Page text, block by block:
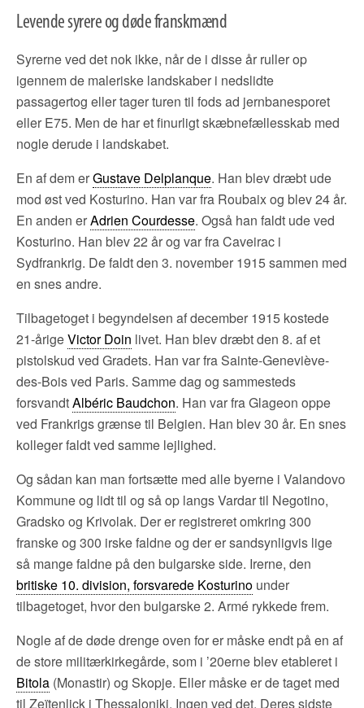
Levende syrere og døde franskmænd
Syrerne ved det nok ikke, når de i disse år ruller op
igennem de maleriske landskaber i nedslidte
passagertog eller tager turen til fods ad jernbanesporet
eller E75. Men de har et finurligt skæbnefællesskab med
nogle derude i landskabet.
En af dem erGustave Delplanque. Han blev dræbt ude
mod øst ved Kosturino. Han var fra Roubaix og blev 24 år.
En anden erAdrien Courdesse. Også han faldt ude ved
Kosturino. Han blev 22 år og var fra Caveirac i
Sydfrankrig. De faldt den 3. november 1915 sammen med
en snes andre.
Tilbagetoget i begyndelsen af december 1915 kostede
21-årigeVictor Doin livet. Han blev dræbt den 8. af et
pistolskud ved Gradets. Han var fra Sainte-Geneviève-
des-Bois ved Paris. Samme dag og sammesteds
forsvandtAlbéric Baudchon. Han var fra Glageon oppe
ved Frankrigs grænse til Belgien. Han blev 30 år. En snes
kolleger faldt ved samme lejlighed.
Og sådan kan man fortsætte med alle byerne i Valandovo
Kommune og lidt til og så op langs Vardar til Negotino,
Gradsko og Krivolak. Der er registreret omkring 300
franske og 300 irske faldne og der er sandsynligvis lige
så mange faldne på den bulgarske side. Irerne, den
britiske 10. division, forsvarede Kosturino under
tilbagetoget, hvor den bulgarske 2. Armé rykkede frem.
Nogle af de døde drenge oven for er måske endt på en af
de store militærkirkegårde, som i ’20erne blev etableret i
Bitola (Monastir) og Skopje. Eller måske er de taget med
til Zeïtenlick i Thessaloniki. Ingen ved det. Deres sidste